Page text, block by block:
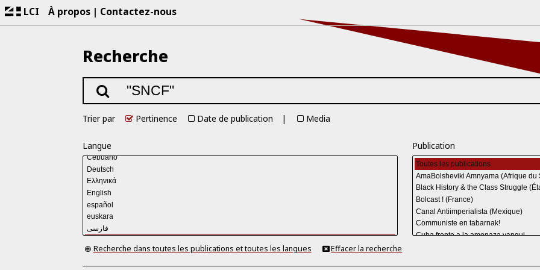
LCI À propos Contactez-nous
Recherche
Trier par Pertinence Date de publication Media
Langue Publication
Recherche dans toutes les publications et toutes les langues Effacer la recherche